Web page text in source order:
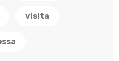
visita